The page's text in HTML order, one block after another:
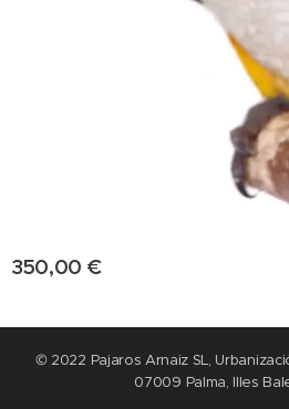
350,00 €
© 2022 Pajaros Arnaiz SL,
07009 Palma, Illes